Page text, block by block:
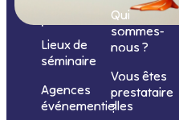
prestations
Lieux de
séminaire
Agences
événementielles
Qui
sommes-
nous ?
Vous êtes
prestataire
?